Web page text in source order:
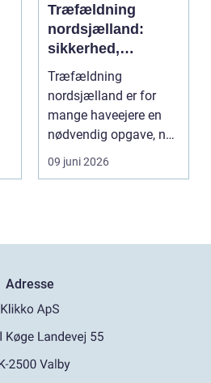
Træfældning
nordsjælland:
sikkerhed,
planlægning og
professionel hjælp
Træfældning
nordsjælland er for
mange haveejere en
nødvendig opgave, når
store træer skaber
skade, s...
09 juni 2026
Adresse